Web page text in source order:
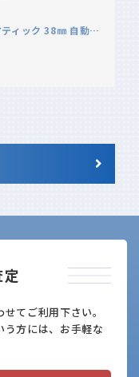
CODE 11.59 バイ オーデマピゲ オートマティック 38㎜ 自動巻 77410OR.OO.A344CR.01 K18PG ブルー文字盤
てご利用下さい。
う方には、お手軽な